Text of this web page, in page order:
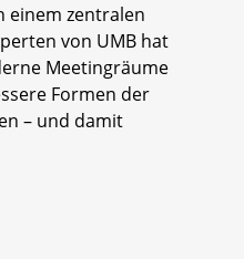
einem zentralen
von UMB hat
Meetingräume
Formen der
– und damit